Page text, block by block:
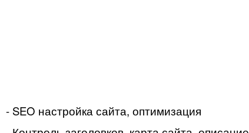
- SEO настройка сайта, оптимизация